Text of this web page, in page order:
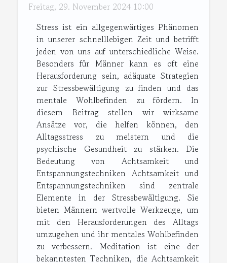
Freitag, 29. November 2024 10:00
Stress ist ein allgegenwärtiges Phänomen
in unserer schnelllebigen Zeit und betrifft
jeden von uns auf unterschiedliche Weise.
Besonders für Männer kann es oft eine
Herausforderung sein, adäquate Strategien
zur Stressbewältigung zu finden und das
mentale Wohlbefinden zu fördern. In
diesem Beitrag stellen wir wirksame
Ansätze vor, die helfen können, den
Alltagsstress zu meistern und die
psychische Gesundheit zu stärken. Die
Bedeutung von Achtsamkeit und
Entspannungstechniken Achtsamkeit und
Entspannungstechniken sind zentrale
Elemente in der Stressbewältigung. Sie
bieten Männern wertvolle Werkzeuge, um
mit den Herausforderungen des Alltags
umzugehen und ihr mentales Wohlbefinden
zu verbessern. Meditation ist eine der
bekanntesten Techniken, die Achtsamkeit